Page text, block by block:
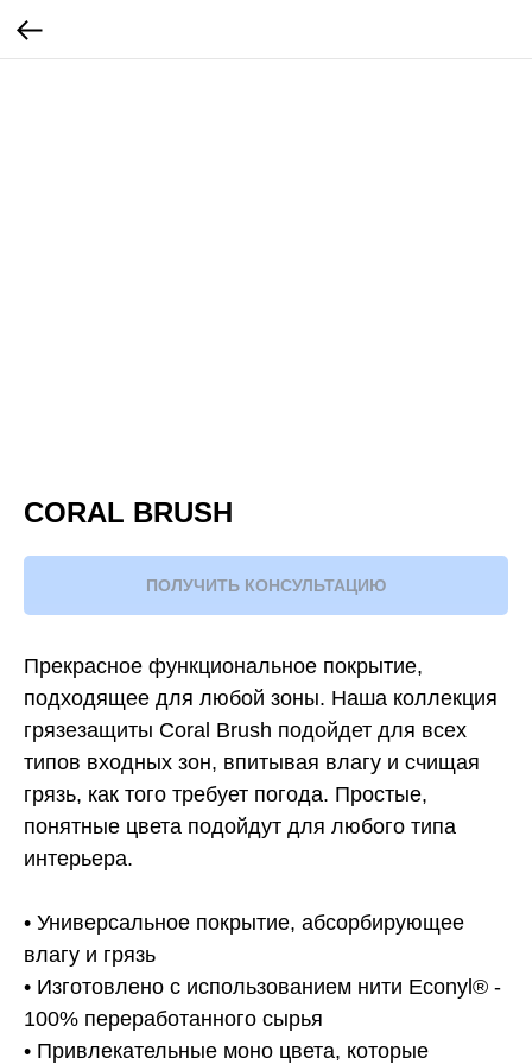
CORAL BRUSH
ПОЛУЧИТЬ КОНСУЛЬТАЦИЮ
Прекрасное функциональное покрытие,
подходящее для любой зоны. Наша коллекция
грязезащиты Coral Brush подойдет для всех
типов входных зон, впитывая влагу и счищая
грязь, как того требует погода. Простые,
понятные цвета подойдут для любого типа
интерьера.
• Универсальное покрытие, абсорбирующее
влагу и грязь
• Изготовлено с использованием нити Econyl® -
100% переработанного сырья
• Привлекательные моно цвета, которые